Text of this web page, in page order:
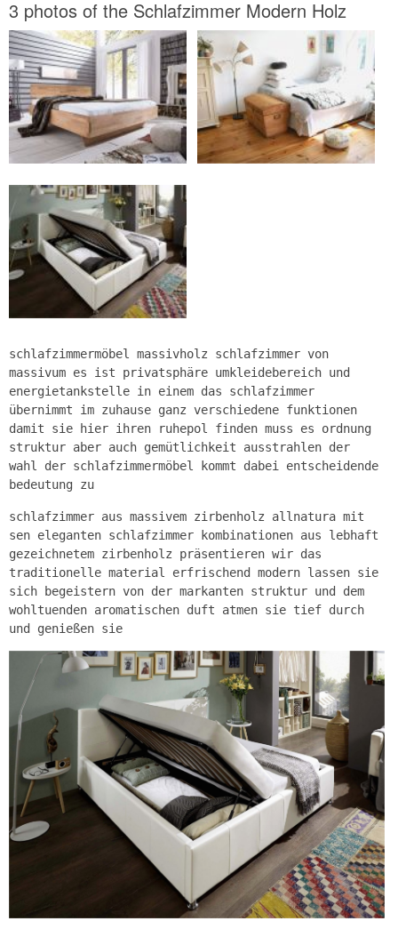
3 photos of the Schlafzimmer Modern Holz
schlafzimmermöbel massivholz schlafzimmer von
massivum es ist privatsphäre umkleidebereich und
energietankstelle in einem das schlafzimmer
übernimmt im zuhause ganz verschiedene funktionen
damit sie hier ihren ruhepol finden muss es ordnung
struktur aber auch gemütlichkeit ausstrahlen der
wahl der schlafzimmermöbel kommt dabei entscheidende
bedeutung zu
schlafzimmer aus massivem zirbenholz allnatura mit
sen eleganten schlafzimmer kombinationen aus lebhaft
gezeichnetem zirbenholz präsentieren wir das
traditionelle material erfrischend modern lassen sie
sich begeistern von der markanten struktur und dem
wohltuenden aromatischen duft atmen sie tief durch
und genießen sie